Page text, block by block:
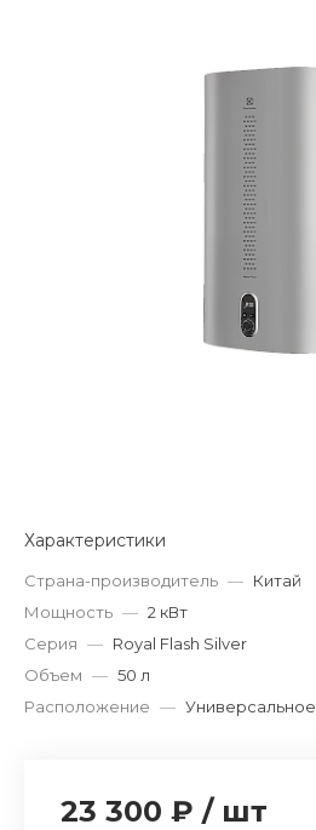
Характеристики
Страна-производитель — Китай
Мощность — 2 кВт
Серия — Royal Flash Silver
Объем — 50 л
Расположение — Универсальное
23 300 ₽ / шт